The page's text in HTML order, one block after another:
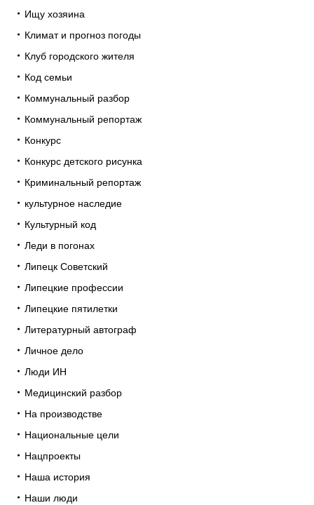
Ищу хозяина
Климат и прогноз погоды
Клуб городского жителя
Код семьи
Коммунальный разбор
Коммунальный репортаж
Конкурс
Конкурс детского рисунка
Криминальный репортаж
культурное наследие
Культурный код
Леди в погонах
Липецк Советский
Липецкие профессии
Липецкие пятилетки
Литературный автограф
Личное дело
Люди ИН
Медицинский разбор
На производстве
Национальные цели
Нацпроекты
Наша история
Наши люди